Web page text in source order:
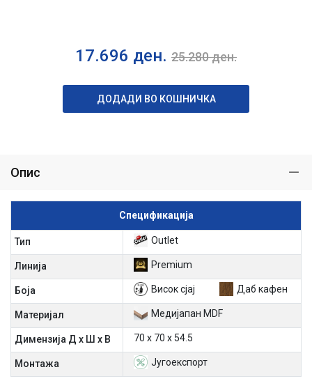
17.696 ден. 25.280ден.
ДОДАДИ ВО КОШНИЧКА
Опис
Спецификација
Тип Outlet
Линија Premium
Боја Висок сјај Даб кафен
Материјал Медијапан MDF
Димензија Д х Ш х В 70 х 70 х 54.5
Mонтажа Југоекспорт